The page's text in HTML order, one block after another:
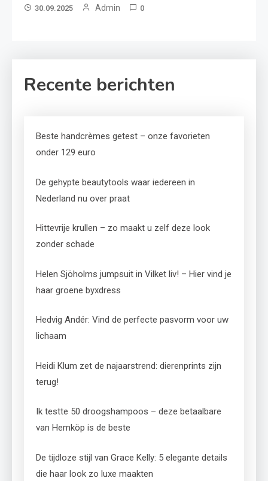
30.09.2025 Admin 0
Recente berichten
Beste handcrèmes getest – onze favorieten
onder 129 euro
De gehypte beautytools waar iedereen in
Nederland nu over praat
Hittevrije krullen – zo maakt u zelf deze look
zonder schade
Helen Sjöholms jumpsuit in Vilket liv! – Hier vind je
haar groene byxdress
Hedvig Andér: Vind de perfecte pasvorm voor uw
lichaam
Heidi Klum zet de najaarstrend: dierenprints zijn
terug!
Ik testte 50 droogshampoos – deze betaalbare
van Hemköp is de beste
De tijdloze stijl van Grace Kelly: 5 elegante details
die haar look zo luxe maakten